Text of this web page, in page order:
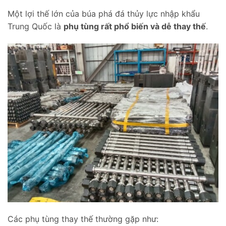
Một lợi thế lớn của búa phá đá thủy lực nhập khẩu
Trung Quốc là phụ tùng rất phổ biến và dễ thay thế.
Các phụ tùng thay thế thường gặp như: